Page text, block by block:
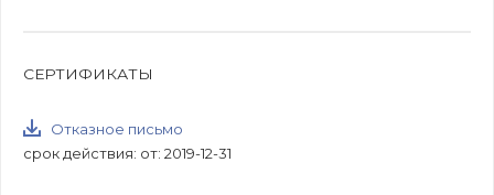
СЕРТИФИКАТЫ
Отказное письмо
срок действия: от: 2019-12-31